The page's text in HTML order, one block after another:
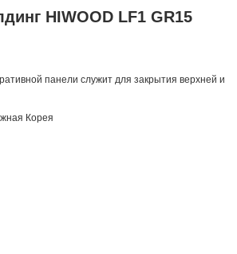
HIWOOD LF1 GR15
панели служит для закрытия верхней и
Корея